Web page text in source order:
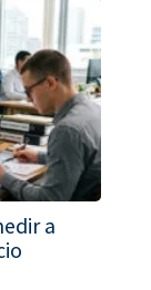
a